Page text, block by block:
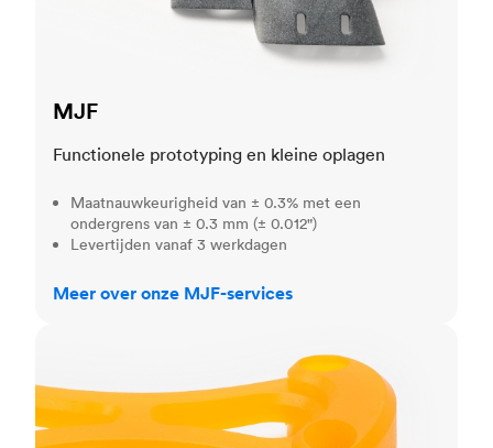
MJF
Functionele prototyping en kleine oplagen
Maatnauwkeurigheid van ± 0.3% met een
ondergrens van ± 0.3 mm (± 0.012")
Levertijden vanaf 3 werkdagen
Meer over onze MJF-services